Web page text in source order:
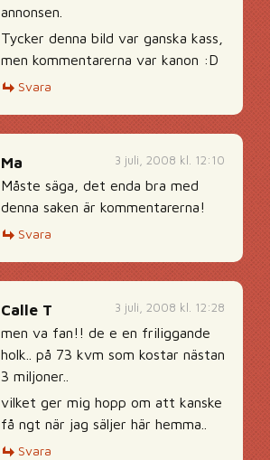
annonsen.
Tycker denna bild var ganska kass,
men kommentarerna var kanon :D
Svara
3 juli, 2008 kl. 12:10
Ma
Måste säga, det enda bra med
denna saken är kommentarerna!
Svara
3 juli, 2008 kl. 12:28
Calle T
men va fan!! de e en friliggande
holk.. på 73 kvm som kostar nästan
3 miljoner..
vilket ger mig hopp om att kanske
få ngt när jag säljer här hemma..
Svara